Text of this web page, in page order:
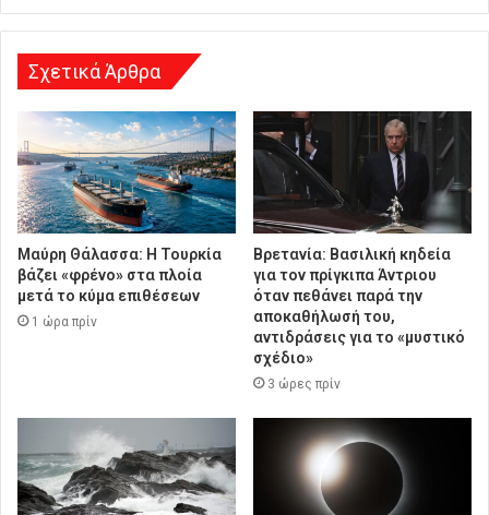
σ
Σχετικά Άρθρα
Μαύρη Θάλασσα: Η Τουρκία
βάζει «φρένο» στα πλοία
μετά το κύμα επιθέσεων
1 ώρα πρίν
Βρετανία: Βασιλική κηδεία
για τον πρίγκιπα Άντριου
όταν πεθάνει παρά την
αποκαθήλωσή του,
αντιδράσεις για το «μυστικό
σχέδιο»
3 ώρες πρίν